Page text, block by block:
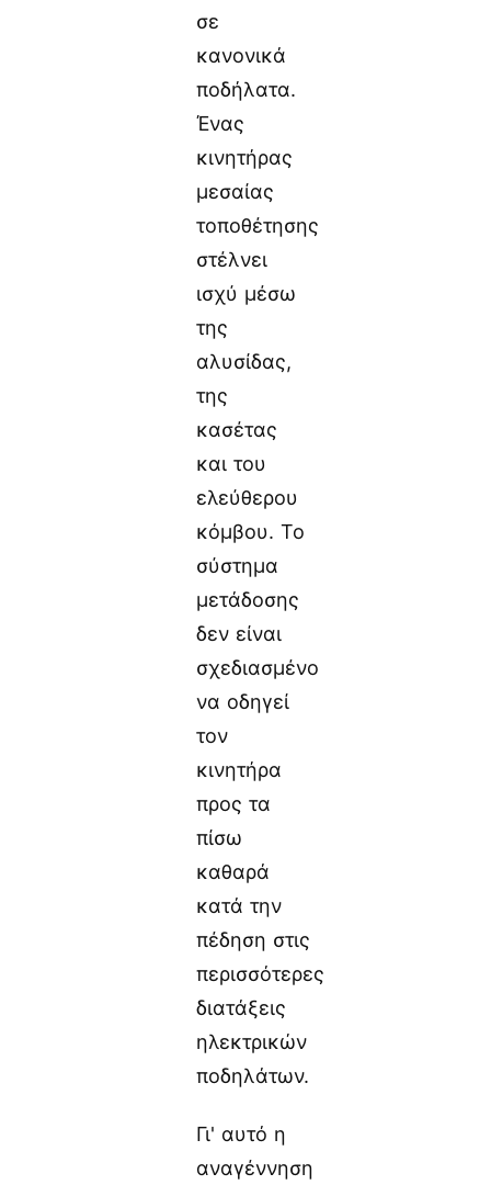
σε
κανονικά
ποδήλατα.
Ένας
κινητήρας
μεσαίας
τοποθέτησης
στέλνει
ισχύ μέσω
της
αλυσίδας,
της
κασέτας
και του
ελεύθερου
κόμβου. Το
σύστημα
μετάδοσης
δεν είναι
σχεδιασμένο
να οδηγεί
τον
κινητήρα
προς τα
πίσω
καθαρά
κατά την
πέδηση στις
περισσότερες
διατάξεις
ηλεκτρικών
ποδηλάτων.
Γι' αυτό η
αναγέννηση